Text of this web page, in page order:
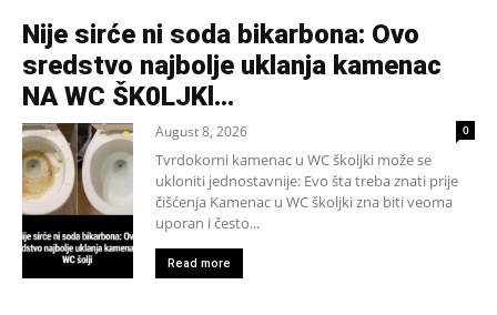
Nije sirće ni soda bikarbona: Ovo
sredstvo najbolje uklanja kamenac
NA WC ŠK0LJKl…
August 8, 2026 0
Tvrdokorni kamenac u WC školjki može se
ukloniti jednostavnije: Evo šta treba znati prije
čišćenja Kamenac u WC školjki zna biti veoma
uporan i često...
Read more